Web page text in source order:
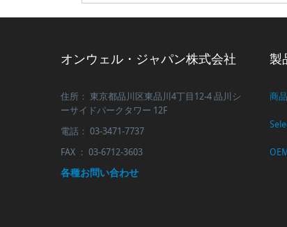
オンウェル・ジャパン株式会社
住所： 東京都品川区東品川4丁目12-4 品川シ
ーサイドパークタワー 12F
電話： 03-3471-7737
FAX ： 03-6712-3603
各種お問い合わせ
製
商